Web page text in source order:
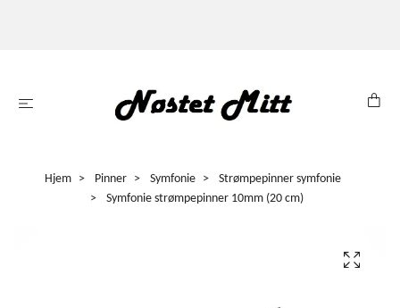
Hjem Pinner Symfonie
Strømpepinner symfonie
Symfonie strømpepinner 10mm (20 cm)